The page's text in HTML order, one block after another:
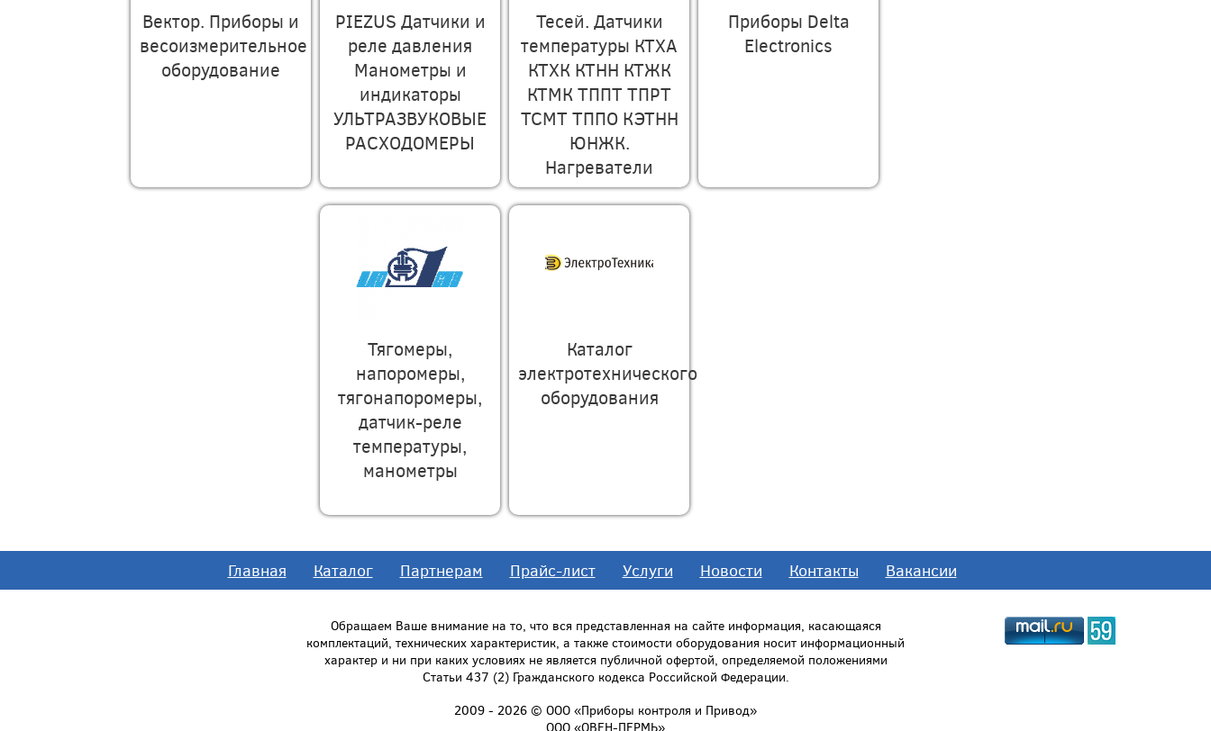
Вектор. Приборы и
весоизмерительное
оборудование
PIEZUS Датчики и
реле давления
Манометры и
индикаторы
УЛЬТРАЗВУКОВЫЕ
РАСХОДОМЕРЫ
Тесей. Датчики
температуры КТХА
КТХК КТНН КТЖК
КТМК ТППТ ТПРТ
ТСМТ ТППО КЭТНН
ЮНЖК.
Нагреватели
Приборы Delta
Electronics
Тягомеры,
напоромеры,
тягонапоромеры,
датчик-реле
температуры,
манометры
Каталог
электротехнического
оборудования
Главная Каталог Партнерам Прайс-лист Услуги Новости Контакты Вакансии
Обращаем Ваше внимание на то, что вся представленная на сайте информация, касающаяся
комплектаций, технических характеристик, а также стоимости оборудования носит информационный
характер и ни при каких условиях не является публичной офертой, определяемой положениями
Статьи 437 (2) Гражданского кодекса Российской Федерации.
2009 - 2026 © ООО «Приборы контроля и Привод»
ООО «ОВЕН-ПЕРМЬ»